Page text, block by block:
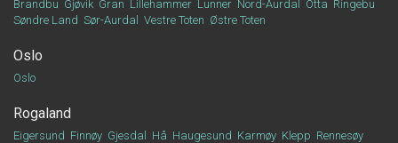
Brandbu Gjøvik Gran Lillehammer Lunner Nord-Aurdal Otta Ringebu
Søndre Land Sør-Aurdal Vestre Toten Østre Toten
Oslo
Oslo
Rogaland
Eigersund Finnøy Gjesdal Hå Haugesund Karmøy Klepp Rennesøy